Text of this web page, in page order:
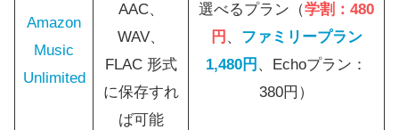
Amazon
Music
Unlimited
AAC、
WAV、
FLAC 形式
に保存すれ
ば可能
選べるプラン（学割：480
円 、 ファミリープラン
1,480円 、Echoプラン：
380円）